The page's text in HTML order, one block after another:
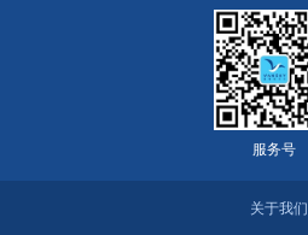
服务号
关于我们